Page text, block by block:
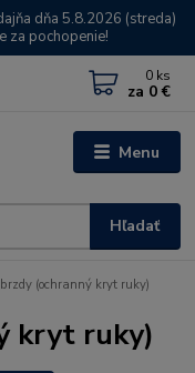
dňa 5.8.2026 (streda)
za pochopenie!
Menu
Hľadať
0 ks
za 0 €
(ochranný kryt ruky)
kryt ruky)